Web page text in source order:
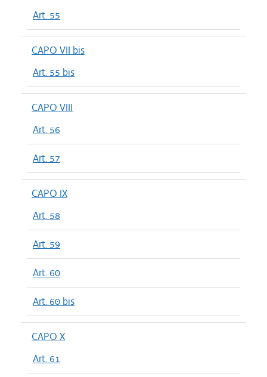
Art. 55
CAPO VII bis
Art. 55 bis
CAPO VIII
Art. 56
Art. 57
CAPO IX
Art. 58
Art. 59
Art. 60
Art. 60 bis
CAPO X
Art. 61